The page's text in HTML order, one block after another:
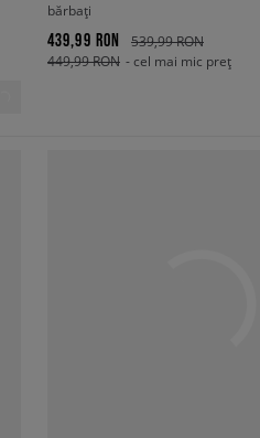
bărbați
439,99 RON
539,99 RON
449,99 RON - cel mai mic preț